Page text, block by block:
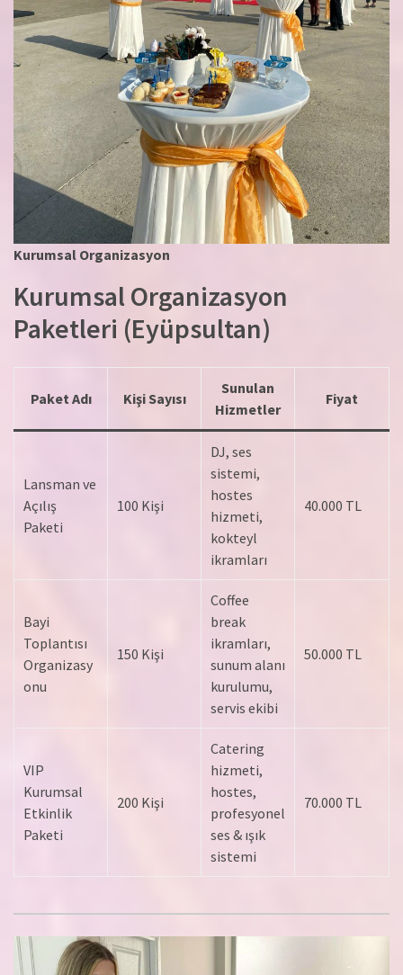
Kurumsal Organizasyon
Kurumsal Organizasyon
Paketleri (Eyüpsultan)
Paket Adı Kişi Sayısı
Sunulan
Hizmetler
Fiyat
Lansman ve
Açılış
Paketi
100 Kişi
DJ, ses
sistemi,
hostes
hizmeti,
kokteyl
ikramları
40.000 TL
Bayi
Toplantısı
Organizasy
onu
150 Kişi
Coffee
break
ikramları,
sunum alanı
kurulumu,
servis ekibi
50.000 TL
VIP
Kurumsal
Etkinlik
Paketi
200 Kişi
Catering
hizmeti,
hostes,
profesyonel
ses & ışık
sistemi
70.000 TL